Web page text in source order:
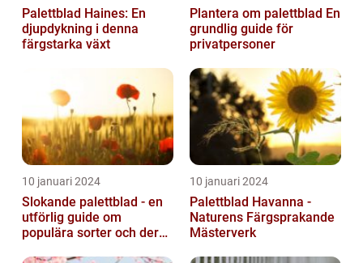
Palettblad Haines: En
djupdykning i denna
färgstarka växt
Plantera om palettblad En
grundlig guide för
privatpersoner
10 januari 2024
Slokande palettblad - en
utförlig guide om
populära sorter och deras
10 januari 2024
Palettblad Havanna -
Naturens Färgsprakande
Mästerverk